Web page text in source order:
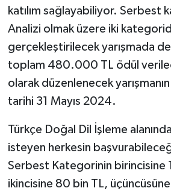
katılım sağlayabiliyor. Serbest
Analizi olmak üzere iki
gerçekleştirilecek yarışmada
toplam 480.000 TL ödül
olarak düzenlenecek
tarihi 31 Mayıs 2024.
Türkçe Doğal Dil İşleme
isteyen herkesin
Serbest Kategorinin birincisine
ikincisine 80 bin TL,